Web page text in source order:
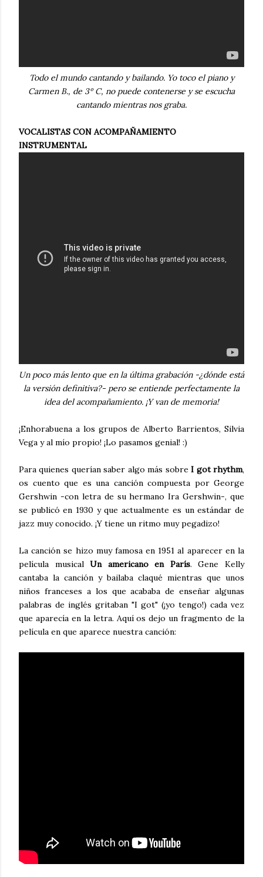
Todo el mundo cantando y bailando. Yo toco el piano y
Carmen B., de 3º C, no puede contenerse y se escucha
cantando mientras nos graba.
VOCALISTAS CON ACOMPAÑAMIENTO
INSTRUMENTAL
Un poco más lento que en la última grabación -¿dónde está
la versión definitiva?- pero se entiende perfectamente la
idea del acompañamiento. ¡Y van de memoria!
¡Enhorabuena a los grupos de Alberto Barrientos, Silvia
Vega y al mío propio! ¡Lo pasamos genial! :)
Para quienes querían saber algo más sobreI got rhythm,
os cuento que es una canción compuesta por George
Gershwin -con letra de su hermano Ira Gershwin-, que
se publicó en 1930 y que actualmente es un estándar de
jazz muy conocido. ¡Y tiene un ritmo muy pegadizo!
La canción se hizo muy famosa en 1951 al aparecer en la
película musicalUn americano en París. Gene Kelly
cantaba la canción y bailaba claqué mientras que unos
niños franceses a los que acababa de enseñar algunas
palabras de inglés gritaban "I got" (¡yo tengo!) cada vez
que aparecía en la letra. Aquí os dejo un fragmento de la
película en que aparece nuestra canción: